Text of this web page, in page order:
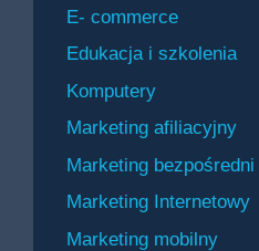
E- commerce
Edukacja i szkolenia
Komputery
Marketing afiliacyjny
Marketing
Marketing Internetowy
Marketing mobilny